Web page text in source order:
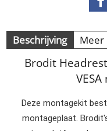
Beschrijving Meer
Brodit
Deze montagekit
montageplaat.